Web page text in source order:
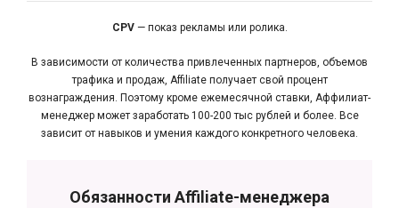
CPV — показ рекламы или ролика.
В зависимости от количества привлеченных партнеров, объемов
трафика и продаж, Affiliate получает свой процент
вознаграждения. Поэтому кроме ежемесячной ставки, Аффилиат-
менеджер может заработать 100-200 тыс рублей и более. Все
зависит от навыков и умения каждого конкретного человека.
Обязанности Affiliate-менеджера